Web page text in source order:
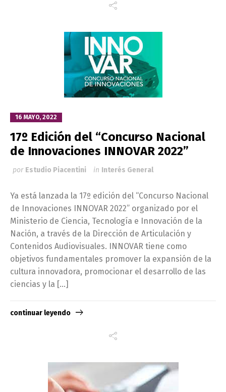
16 MAYO, 2022
17º Edición del “Concurso Nacional
de Innovaciones INNOVAR 2022”
por Estudio Piacentini in Interés General
Ya está lanzada la 17º edición del “Concurso Nacional
de Innovaciones INNOVAR 2022” organizado por el
Ministerio de Ciencia, Tecnología e Innovación de la
Nación, a través de la Dirección de Articulación y
Contenidos Audiovisuales. INNOVAR tiene como
objetivos fundamentales promover la expansión de la
cultura innovadora, promocionar el desarrollo de las
ciencias y la […]
continuar leyendo